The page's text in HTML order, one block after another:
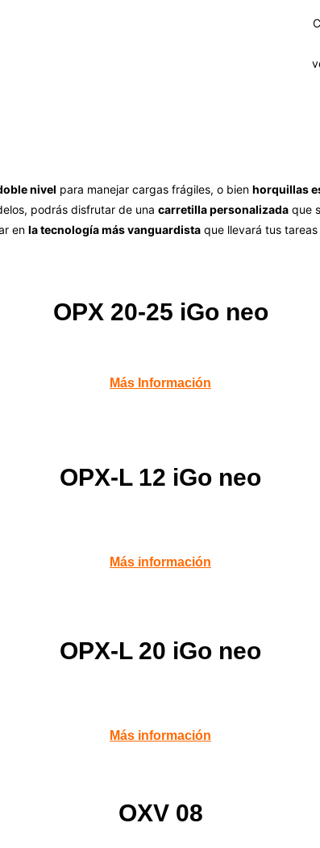
nivel para manejar cargas frágiles, o bien horquillas
podrás disfrutar de una carretilla personalizada que
en la tecnología más vanguardista que llevará tus
OPX 20-25 iGo neo
Más Información
OPX-L 12 iGo neo
Más información
OPX-L 20 iGo neo
Más información
OXV 08